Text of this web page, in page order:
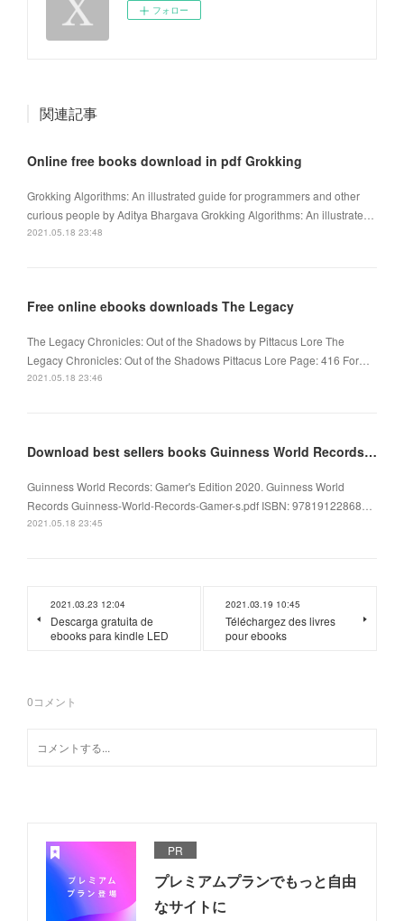
フォロー
関連記事
Online free books download in pdf Grokking
Grokking Algorithms: An illustrated guide for programmers and other
curious people by Aditya Bhargava Grokking Algorithms: An illustrate…
2021.05.18 23:48
Free online ebooks downloads The Legacy
The Legacy Chronicles: Out of the Shadows by Pittacus Lore The
Legacy Chronicles: Out of the Shadows Pittacus Lore Page: 416 For…
2021.05.18 23:46
Download best sellers books Guinness World Records: Gamer's Edition 2020
Guinness World Records: Gamer's Edition 2020. Guinness World
Records Guinness-World-Records-Gamer-s.pdf ISBN: 97819122868…
2021.05.18 23:45
2021.03.23 12:04
Descarga gratuita de
ebooks para kindle LED
2021.03.19 10:45
Téléchargez des livres
pour ebooks
0コメント
PR
プレミアムプランでもっと自由
なサイトに